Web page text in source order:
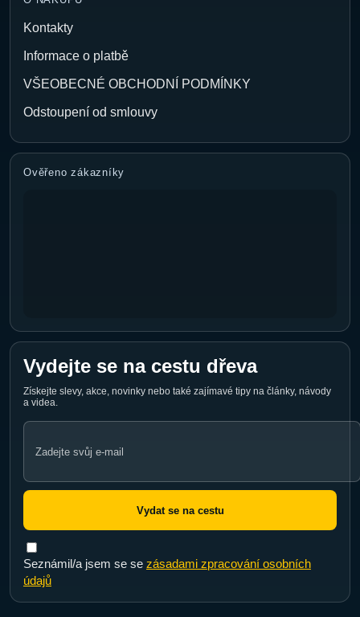
Kontakty
Informace o platbě
VŠEOBECNÉ OBCHODNÍ PODMÍNKY
Odstoupení od smlouvy
Ověřeno zákazníky
Vydejte se na cestu dřeva
Získejte slevy, akce, novinky nebo také zajímavé tipy na články, návody
a videa.
Email
Vydat se na cestu
Seznámil/a jsem se se zásadami zpracování osobních
údajů